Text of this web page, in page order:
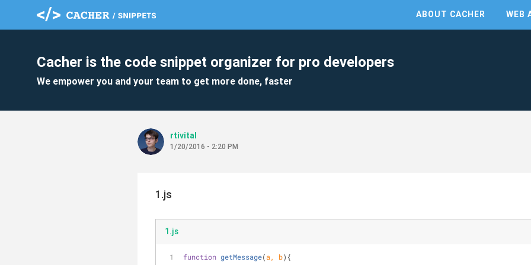
ABOUT CACHER WEB
Cacher is the code snippet organizer for pro developers
We empower you and your team to get more done, faster
rtivital
1/20/2016 - 2:20 PM
1.js
1.js
function getMessage(a, b) {